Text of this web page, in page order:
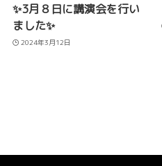
✨3月８日に講演会を行い
ました✨
2024年3月12日